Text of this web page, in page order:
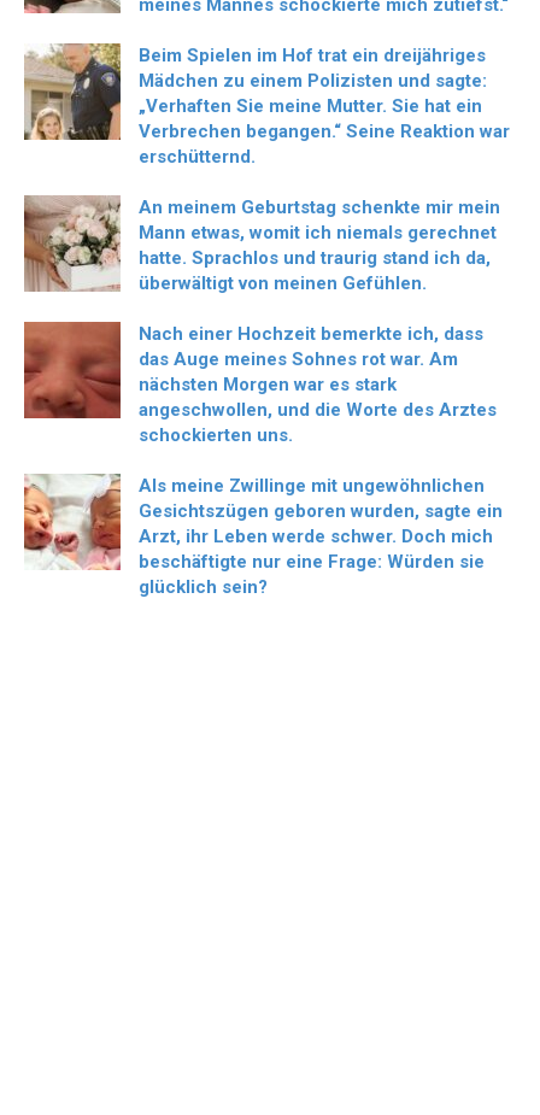
meines Mannes schockierte mich zutiefst.“
Beim Spielen im Hof trat ein dreijähriges
Mädchen zu einem Polizisten und sagte:
„Verhaften Sie meine Mutter. Sie hat ein
Verbrechen begangen.“ Seine Reaktion war
erschütternd.
An meinem Geburtstag schenkte mir mein
Mann etwas, womit ich niemals gerechnet
hatte. Sprachlos und traurig stand ich da,
überwältigt von meinen Gefühlen.
Nach einer Hochzeit bemerkte ich, dass
das Auge meines Sohnes rot war. Am
nächsten Morgen war es stark
angeschwollen, und die Worte des Arztes
schockierten uns.
Als meine Zwillinge mit ungewöhnlichen
Gesichtszügen geboren wurden, sagte ein
Arzt, ihr Leben werde schwer. Doch mich
beschäftigte nur eine Frage: Würden sie
glücklich sein?